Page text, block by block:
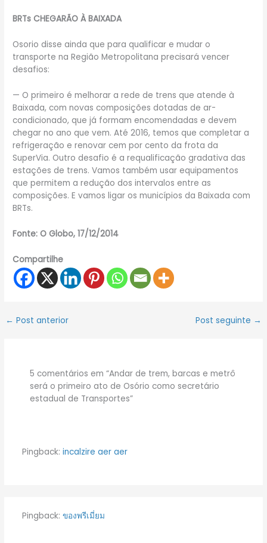
BRTs CHEGARÃO À BAIXADA
Osorio disse ainda que para qualificar e mudar o
transporte na Região Metropolitana precisará vencer
desafios:
— O primeiro é melhorar a rede de trens que atende à
Baixada, com novas composições dotadas de ar-
condicionado, que já formam encomendadas e devem
chegar no ano que vem. Até 2016, temos que completar a
refrigeração e renovar cem por cento da frota da
SuperVia. Outro desafio é a requalificação gradativa das
estações de trens. Vamos também usar equipamentos
que permitem a redução dos intervalos entre as
composições. E vamos ligar os municípios da Baixada com
BRTs.
Fonte: O Globo, 17/12/2014
Compartilhe
← Post anterior Post seguinte →
5 comentários em “Andar de trem, barcas e metrô
será o primeiro ato de Osório como secretário
estadual de Transportes”
Pingback: incalzire aer aer
Pingback: ของพรีเมี่ยม